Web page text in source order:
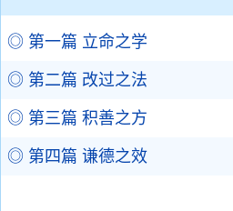
◎ 第一篇 立命之学
◎ 第二篇 改过之法
◎ 第三篇 积善之方
◎ 第四篇 谦德之效